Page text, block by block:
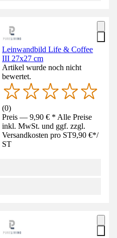
Leinwandbild Life & Coffee
III 27x27 cm
Artikel wurde noch nicht
bewertet.
(0)
Preis — 9,90 € * Alle Preise
inkl. MwSt. und ggf. zzgl.
Versandkosten pro ST9,90 €*/
ST